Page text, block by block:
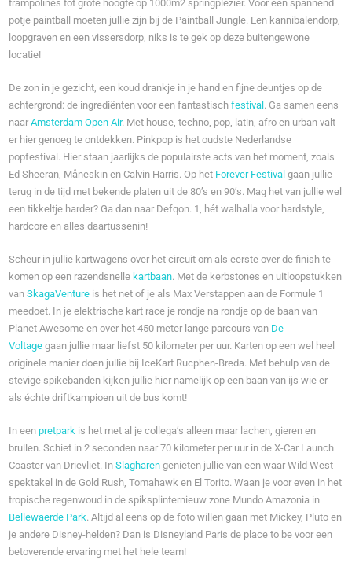
trampolines tot grote hoogte op 1000m2 springplezier. Voor een spannend
potje paintball moeten jullie zijn bij de Paintball Jungle. Een kannibalendorp,
loopgraven en een vissersdorp, niks is te gek op deze buitengewone
locatie!
De zon in je gezicht, een koud drankje in je hand en fijne deuntjes op de
achtergrond: de ingrediënten voor een fantastischfestival . Ga samen eens
naarAmsterdam Open Air. Met house, techno, pop, latin, afro en urban valt
er hier genoeg te ontdekken. Pinkpop is het oudste Nederlandse
popfestival. Hier staan jaarlijks de populairste acts van het moment, zoals
Ed Sheeran, Måneskin en Calvin Harris. Op het Forever Festival gaan jullie
terug in de tijd met bekende platen uit de 80’s en 90’s. Mag het van jullie wel
een tikkeltje harder? Ga dan naar Defqon. 1, hét walhalla voor hardstyle,
hardcore en alles daartussenin!
Scheur in jullie kartwagens over het circuit om als eerste over de finish te
komen op een razendsnelle kartbaan. Met de kerbstones en uitloopstukken
vanSkagaVenture is het net of je als Max Verstappen aan de Formule 1
meedoet. In je elektrische kart race je rondje na rondje op de baan van
Planet Awesome en over het 450 meter lange parcours van De
Voltage gaan jullie maar liefst 50 kilometer per uur. Karten op een wel heel
originele manier doen jullie bij IceKart Rucphen-Breda. Met behulp van de
stevige spikebanden kijken jullie hier namelijk op een baan van ijs wie er
als échte driftkampioen uit de bus komt!
In eenpretpark is het met al je collega’s alleen maar lachen, gieren en
brullen. Schiet in 2 seconden naar 70 kilometer per uur in de X-Car Launch
Coaster van Drievliet. InSlagharen genieten jullie van een waar Wild West-
spektakel in de Gold Rush, Tomahawk en El Torito. Waan je voor even in het
tropische regenwoud in de spiksplinternieuw zone Mundo Amazonia in
Bellewaerde Park. Altijd al eens op de foto willen gaan met Mickey, Pluto en
je andere Disney-helden? Dan is Disneyland Paris de place to be voor een
betoverende ervaring met het hele team!